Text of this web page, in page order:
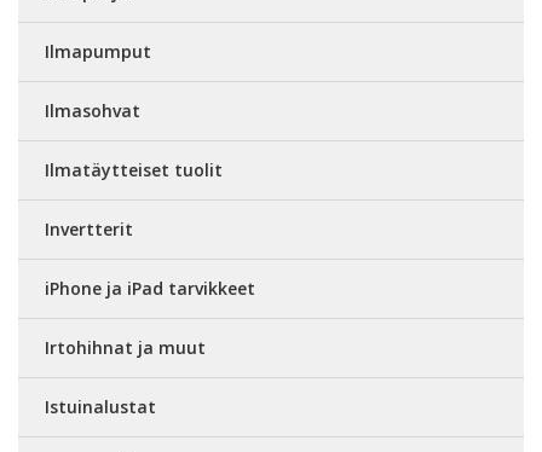
Ilmapumput
Ilmasohvat
Ilmatäytteiset tuolit
Invertterit
iPhone ja iPad tarvikkeet
Irtohihnat ja muut
Istuinalustat